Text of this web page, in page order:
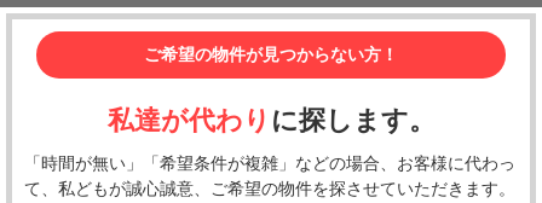
ご希望の物件が見つからない方！
私達が代わり に探します。
「時間が無い」「希望条件が複雑」などの場合、お客様に代わっ
て、私どもが誠心誠意、ご希望の物件を探させていただきます。